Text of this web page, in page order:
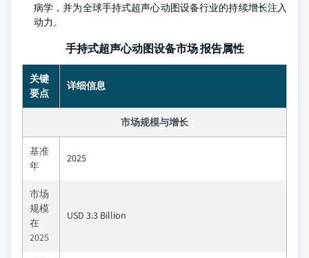
病学，并为全球手持式超声心动图设备行业的持续增长注入
动力。
手持式超声心动图设备市场 报告属性
关键
要点
详细信息
市场规模与增长
基准
年
2025
市场
规模
在
2025
USD 3.3 Billion